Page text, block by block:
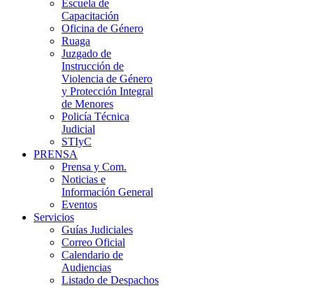
Escuela de
Capacitación
Oficina de Género
Ruaga
Juzgado de
Instrucción de
Violencia de Género
y Protección Integral
de Menores
Policía Técnica
Judicial
STIyC
PRENSA
Prensa y Com.
Noticias e
Información General
Eventos
Servicios
Guías Judiciales
Correo Oficial
Calendario de
Audiencias
Listado de Despachos